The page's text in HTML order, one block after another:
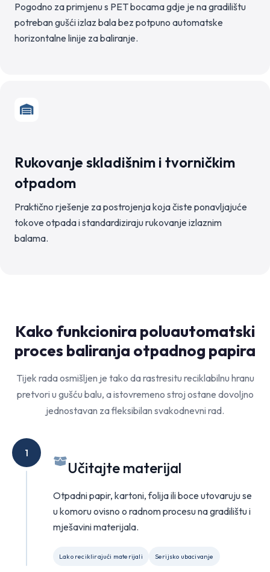
Pogodno za primjenu s PET bocama gdje je na gradilištu
potreban gušći izlaz bala bez potpuno automatske
horizontalne linije za baliranje.
Rukovanje skladišnim i tvorničkim
otpadom
Praktično rješenje za postrojenja koja čiste ponavljajuće
tokove otpada i standardiziraju rukovanje izlaznim
balama.
Kako funkcionira poluautomatski
proces baliranja otpadnog papira
Tijek rada osmišljen je tako da rastresitu reciklabilnu hranu
pretvori u gušću balu, a istovremeno stroj ostane dovoljno
jednostavan za fleksibilan svakodnevni rad.
1
Učitajte materijal
Otpadni papir, kartoni, folija ili boce utovaruju se
u komoru ovisno o radnom procesu na gradilištu i
mješavini materijala.
Lako reciklirajući materijali Serijsko ubacivanje